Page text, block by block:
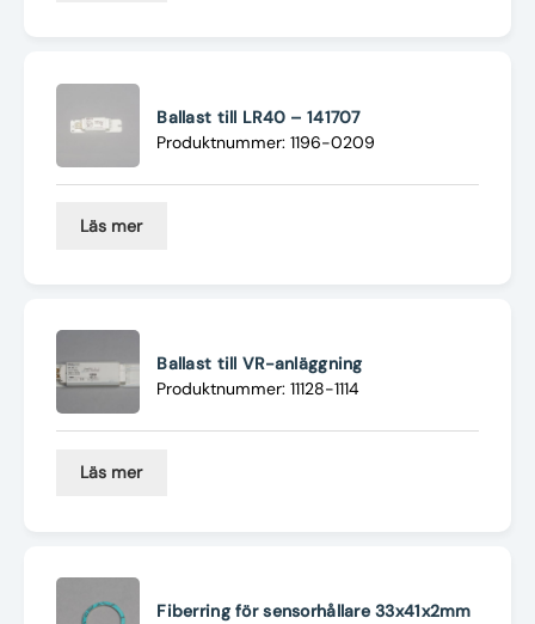
Ballast till LR40 – 141707
Produktnummer: 1196-0209
Läs mer
Ballast till VR-anläggning
Produktnummer: 11128-1114
Läs mer
Fiberring för sensorhållare 33x41x2mm